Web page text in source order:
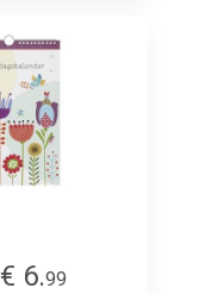
€ 6.99